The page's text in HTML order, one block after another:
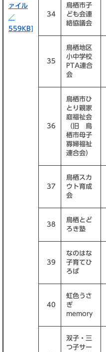
ァイル
／
559KB]
34
鳥栖市子
ども会連
絡協議会
35
鳥栖地区
小中学校
PTA連合
会
36
鳥栖市ひ
とり親家
庭福祉会
（旧 鳥
栖市母子
寡婦福祉
連合会）
37
鳥栖スカ
ウト育成
会
38
鳥栖とど
ろき塾
39
なのはな
子育てひ
ろば
40
虹色うさ
ぎ
memory
双子・三
つ子サー